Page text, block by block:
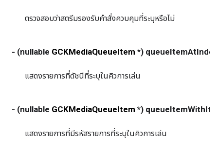
ตรวจสอบว่าสตรีมรองรับคำสั่งควบคุมที่ระบุหรือไม่
- (nullable GCKMediaQueueItem *)
แสดงรายการที่ดัชนีที่ระบุในคิวการเล่น
- (nullable GCKMediaQueueItem *)
แสดงรายการที่มีรหัสรายการที่ระบุในคิวการเล่น